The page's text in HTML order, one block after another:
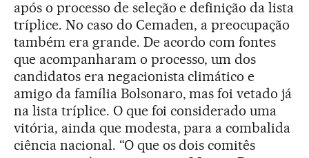
após o processo de seleção e definição da lista
tríplice. No caso do Cemaden, a preocupação
também era grande. De acordo com fontes
que acompanharam o processo, um dos
candidatos era negacionista climático e
amigo da família Bolsonaro, mas foi vetado já
na lista tríplice. O que foi considerado uma
vitória, ainda que modesta, para a combalida
ciência nacional. “O que os dois comitês